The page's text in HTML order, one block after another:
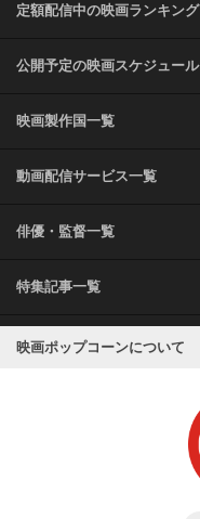
定額配信中の映画ランキング
公開予定の映画スケジュール
映画製作国一覧
動画配信サービス一覧
俳優・監督一覧
特集記事一覧
映画ポップコーンについて